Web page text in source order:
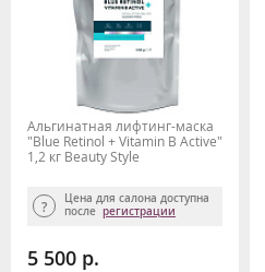
Альгинатная лифтинг-маска
"Blue Retinol + Vitamin B Active"
1,2 кг Beauty Stylе
Цена для салона доступна
после регистрации
5 500 р.